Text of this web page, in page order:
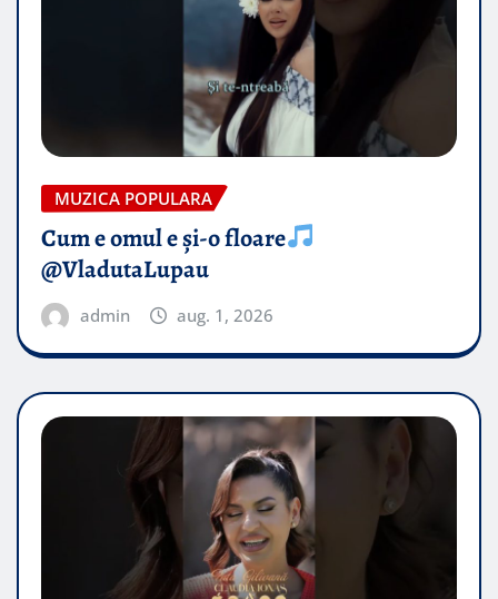
MUZICA POPULARA
Cum e omul e și-o floare
@VladutaLupau
admin aug. 1, 2026